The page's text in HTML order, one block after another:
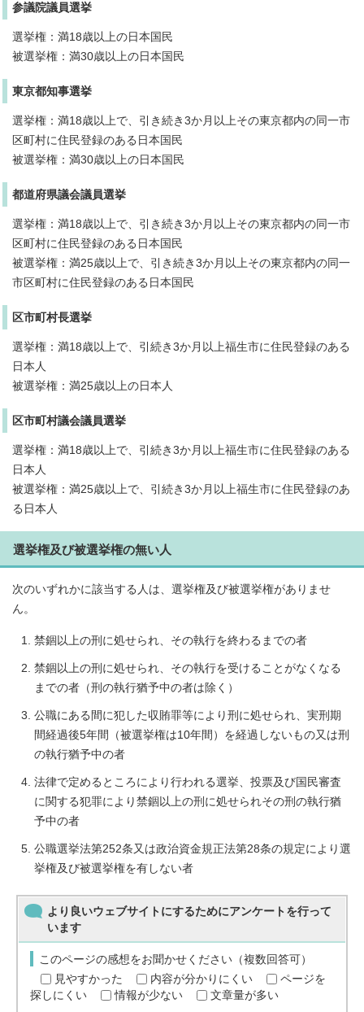
参議院議員選挙
選挙権：満18歳以上の日本国民
被選挙権：満30歳以上の日本国民
東京都知事選挙
選挙権：満18歳以上で、引き続き3か月以上その東京都内の同一市
区町村に住民登録のある日本国民
被選挙権：満30歳以上の日本国民
都道府県議会議員選挙
選挙権：満18歳以上で、引き続き3か月以上その東京都内の同一市
区町村に住民登録のある日本国民
被選挙権：満25歳以上で、引き続き3か月以上その東京都内の同一
市区町村に住民登録のある日本国民
区市町村長選挙
選挙権：満18歳以上で、引続き3か月以上福生市に住民登録のある
日本人
被選挙権：満25歳以上の日本人
区市町村議会議員選挙
選挙権：満18歳以上で、引続き3か月以上福生市に住民登録のある
日本人
被選挙権：満25歳以上で、引続き3か月以上福生市に住民登録のあ
る日本人
選挙権及び被選挙権の無い人
次のいずれかに該当する人は、選挙権及び被選挙権がありませ
ん。
禁錮以上の刑に処せられ、その執行を終わるまでの者
禁錮以上の刑に処せられ、その執行を受けることがなくなる
までの者（刑の執行猶予中の者は除く）
公職にある間に犯した収賄罪等により刑に処せられ、実刑期
間経過後5年間（被選挙権は10年間）を経過しないもの又は刑
の執行猶予中の者
法律で定めるところにより行われる選挙、投票及び国民審査
に関する犯罪により禁錮以上の刑に処せられその刑の執行猶
予中の者
公職選挙法第252条又は政治資金規正法第28条の規定により選
挙権及び被選挙権を有しない者
より良いウェブサイトにするためにアンケートを行って
います
このページの感想をお聞かせください（複数回答可）
見やすかった
内容が分かりにくい
ページを
探しにくい
情報が少ない 文章量が多い